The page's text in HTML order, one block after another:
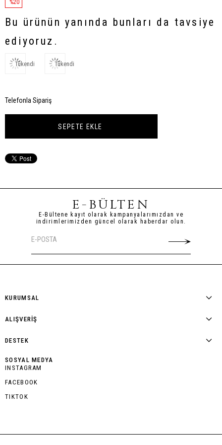
%20
Bu ürünün yanında bunları da tavsiye
ediyoruz.
Tükendi Tükendi
Telefonla Sipariş
E-BÜLTEN
E-Bültene kayıt olarak kampanyalarımızdan ve
indirimlerimizden güncel olarak haberdar olun.
KURUMSAL
ALIŞVERİŞ
DESTEK
SOSYAL MEDYA
INSTAGRAM
FACEBOOK
TIKTOK